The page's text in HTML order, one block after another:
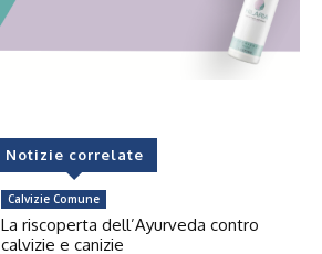
Notizie correlate
Calvizie Comune
La riscoperta dell’Ayurveda contro
calvizie e canizie